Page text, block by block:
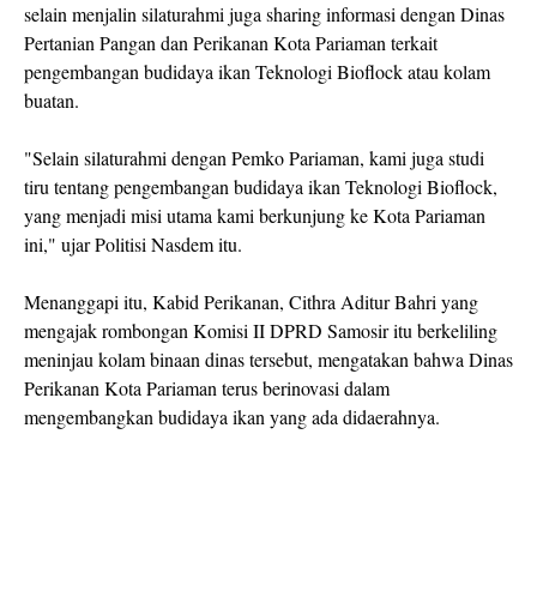
selain menjalin silaturahmi juga sharing informasi dengan Dinas
Pertanian Pangan dan Perikanan Kota Pariaman terkait
pengembangan budidaya ikan Teknologi Bioflock atau kolam
buatan.
"Selain silaturahmi dengan Pemko Pariaman, kami juga studi
tiru tentang pengembangan budidaya ikan Teknologi Bioflock,
yang menjadi misi utama kami berkunjung ke Kota Pariaman
ini," ujar Politisi Nasdem itu.
Menanggapi itu, Kabid Perikanan, Cithra Aditur Bahri yang
mengajak rombongan Komisi II DPRD Samosir itu berkeliling
meninjau kolam binaan dinas tersebut, mengatakan bahwa Dinas
Perikanan Kota Pariaman terus berinovasi dalam
mengembangkan budidaya ikan yang ada didaerahnya.